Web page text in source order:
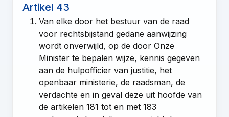
Artikel 43
Van elke door het bestuur van de raad
voor rechtsbijstand gedane aanwijzing
wordt onverwijld, op de door Onze
Minister te bepalen wijze, kennis gegeven
aan de hulpofficier van justitie, het
openbaar ministerie, de raadsman, de
verdachte en in geval deze uit hoofde van
deartikelen 181 tot en met 183